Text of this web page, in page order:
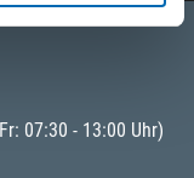
07:30 - 13:00 Uhr)